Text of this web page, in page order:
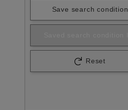
Save search condition
Reset